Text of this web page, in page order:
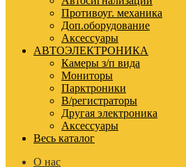
Противоуг. механика
Доп.оборудование
Аксессуары
АВТОЭЛЕКТРОНИКА
Камеры з/п вида
Мониторы
Парктроники
В/регистраторы
Другая электроника
Аксессуары
Весь каталог
О нас